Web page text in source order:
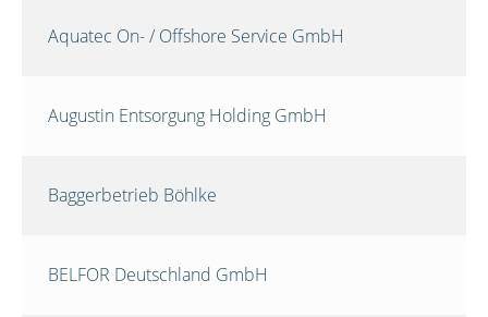
Aquatec On- / Offshore Service GmbH
Augustin Entsorgung Holding GmbH
Baggerbetrieb Böhlke
BELFOR Deutschland GmbH